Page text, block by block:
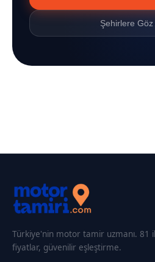
Şehirlere
Türkiye'nin motor tamir uzmanı. 81
fiyatlar, güvenilir eşleştirme.